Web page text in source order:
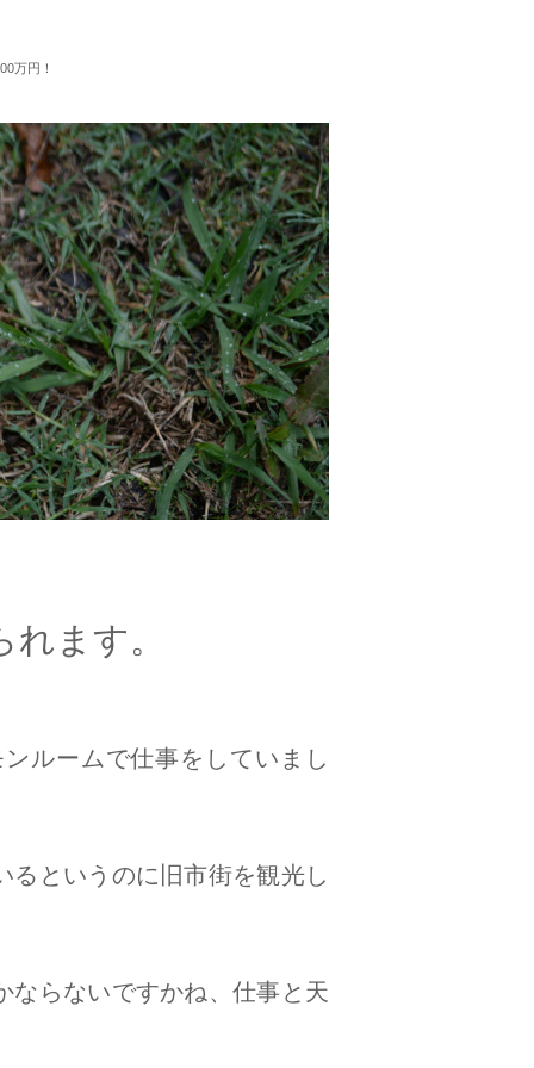
万円！
ます。
ルームで仕事をしていまし
るというのに旧市街を観光し
ならないですかね、仕事と天